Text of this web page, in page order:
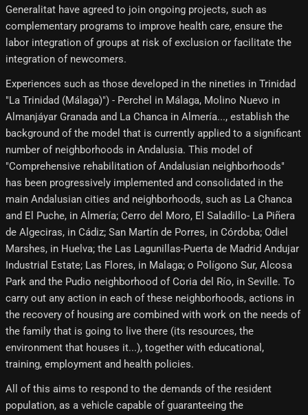
Generalitat have agreed to join ongoing projects, such as
complementary programs to improve health care, ensure the
labor integration of groups at risk of exclusion or facilitate the
integration of newcomers.
Experiences such as those developed in the nineties in Trinidad
"La Trinidad (Málaga)") - Perchel in Málaga, Molino Nuevo in
Almanjáyar Granada and La Chanca in Almería..., establish the
background of the model that is currently applied to a significant
number of neighborhoods in Andalusia. This model of
"Comprehensive rehabilitation of Andalusian neighborhoods"
has been progressively implemented and consolidated in the
main Andalusian cities and neighborhoods, such as La Chanca
and El Puche, in Almería; Cerro del Moro, El Saladillo- La Piñera
de Algeciras, in Cádiz; San Martín de Porres, in Córdoba; Odiel
Marshes, in Huelva; the Las Lagunillas-Puerta de Madrid Andujar
Industrial Estate; Las Flores, in Malaga; o Polígono Sur, Alcosa
Park and the Pudio neighborhood of Coria del Río, in Seville. To
carry out any action in each of these neighborhoods, actions in
the recovery of housing are combined with work on the needs of
the family that is going to live there (its resources, the
environment that houses it...), together with educational,
training, employment and health policies.
All of this aims to respond to the demands of the resident
population, as a vehicle capable of guaranteeing the